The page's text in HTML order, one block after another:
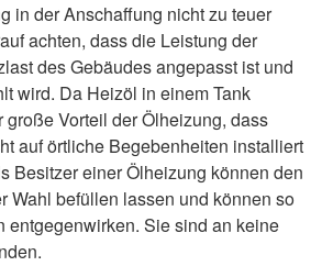
in der Anschaffung nicht zu teuer
achten, dass die Leistung der
des Gebäudes angepasst ist und
wird. Da Heizöl in einem Tank
große Vorteil der Ölheizung, dass
auf örtliche Begebenheiten installiert
Besitzer einer Ölheizung können den
Wahl befüllen lassen und können so
entgegenwirken. Sie sind an keine